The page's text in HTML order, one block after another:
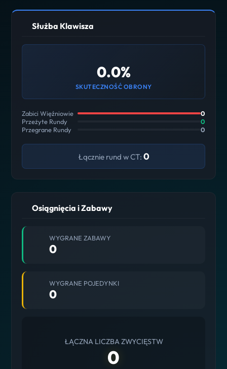
Służba Klawisza
0.0%
SKUTECZNOŚĆ OBRONY
Zabici Więźniowie
0
Przeżyte Rundy
0
Przegrane Rundy
0
Łącznie rund w CT: 0
Osiągnięcia i Zabawy
WYGRANE ZABAWY
0
WYGRANE POJEDYNKI
0
ŁĄCZNA LICZBA ZWYCIĘSTW
0